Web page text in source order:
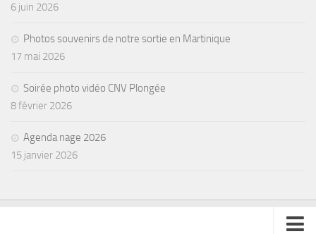
6 juin 2026
Photos souvenirs de notre sortie en Martinique
17 mai 2026
Soirée photo vidéo CNV Plongée
8 février 2026
Agenda nage 2026
15 janvier 2026